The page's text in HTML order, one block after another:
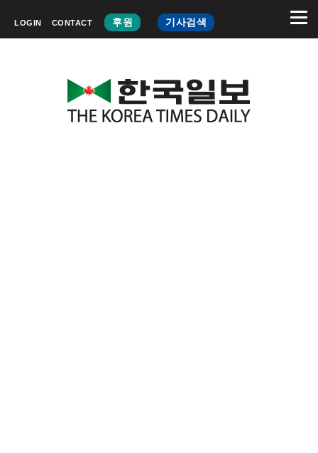
LOGIN CONTACT 후원 기사검색